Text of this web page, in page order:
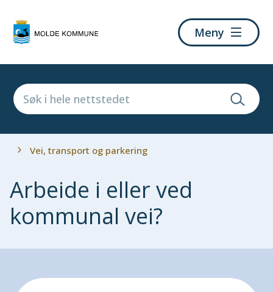
kommune
Meny
Du
Vei, transport og parkering
Arbeide i eller ved
kommunal vei?